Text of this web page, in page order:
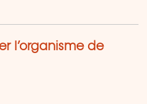
l’organisme de